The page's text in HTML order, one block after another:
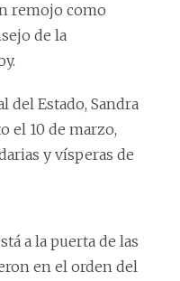
remojo como
de la
del Estado, Sandra
el 10 de marzo,
y vísperas de
a la puerta de las
en el orden del